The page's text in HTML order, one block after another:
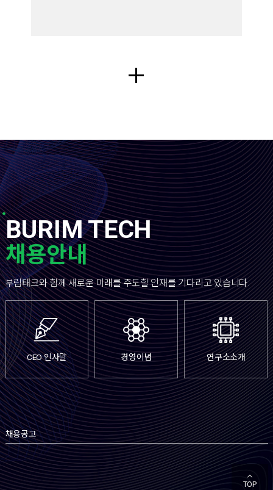
BURIM TECH
채용안내
부림태크와 함께 새로운 미래를 주도할 인재를 기다리고 있습니다.
CEO 인사말 경영이념 연구소소개
채용공고
TOP